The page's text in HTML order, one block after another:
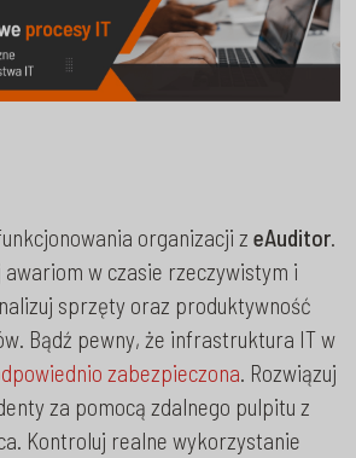
organizacji zeAuditor.
awariom w czasie rzeczywistym i
sprzęty oraz produktywność
Bądź pewny, że infrastruktura IT w
zabezpieczona. Rozwiązuj
za pomocą zdalnego pulpitu z
Kontroluj realne wykorzystanie